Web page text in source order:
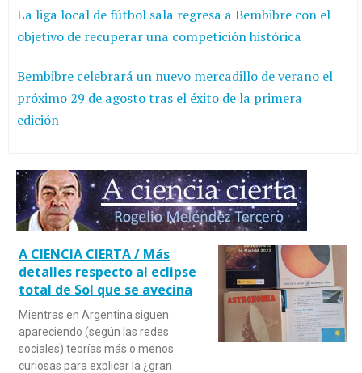
La liga local de fútbol sala regresa a Bembibre con el
objetivo de recuperar una competición histórica
Bembibre celebrará un nuevo mercadillo de verano el
próximo 29 de agosto tras el éxito de la primera
edición
A CIENCIA CIERTA / Más
detalles respecto al eclipse
total de Sol que se avecina
Mientras en Argentina siguen
apareciendo (según las redes
sociales) teorías más o menos
curiosas para explicar la ¿gran